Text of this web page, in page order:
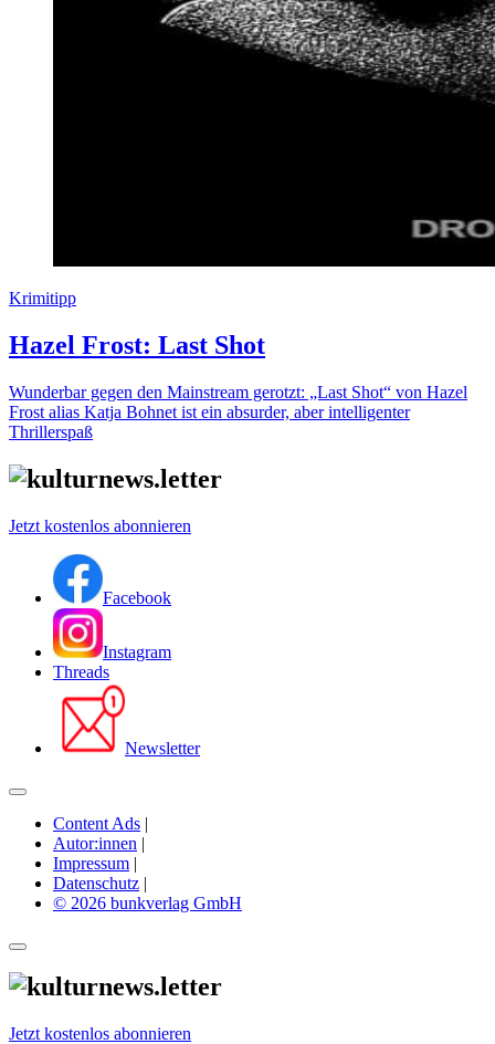
Krimitipp
Hazel Frost: Last Shot
Wunderbar gegen den Mainstream gerotzt: „Last Shot“ von Hazel
Frost alias Katja Bohnet ist ein absurder, aber intelligenter
Thrillerspaß
Jetzt kostenlos abonnieren
Facebook
Instagram
Threads
Newsletter
Content Ads |
Autor:innen |
Impressum |
Datenschutz |
© 2026 bunkverlag GmbH
Jetzt kostenlos abonnieren